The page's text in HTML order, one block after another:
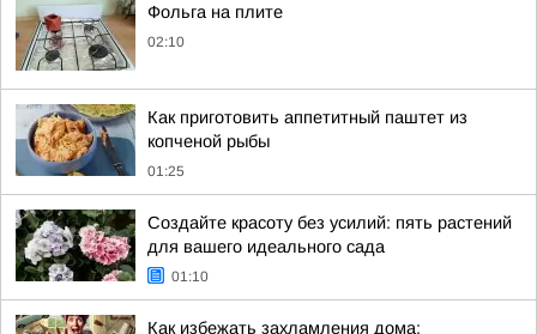
Фольга на плите
02:10
Как приготовить аппетитный паштет из
копченой рыбы
01:25
Создайте красоту без усилий: пять растений
для вашего идеального сада
01:10
Как избежать захламления дома: